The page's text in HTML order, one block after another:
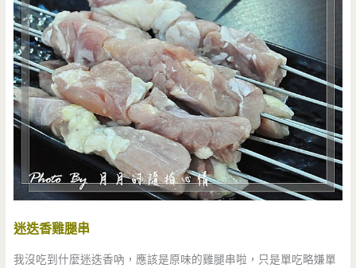
迷迭香雞腿串
我沒吃到什麼迷迭香吶，應該是原味的雞腿串啦，只是單吃略嫌單